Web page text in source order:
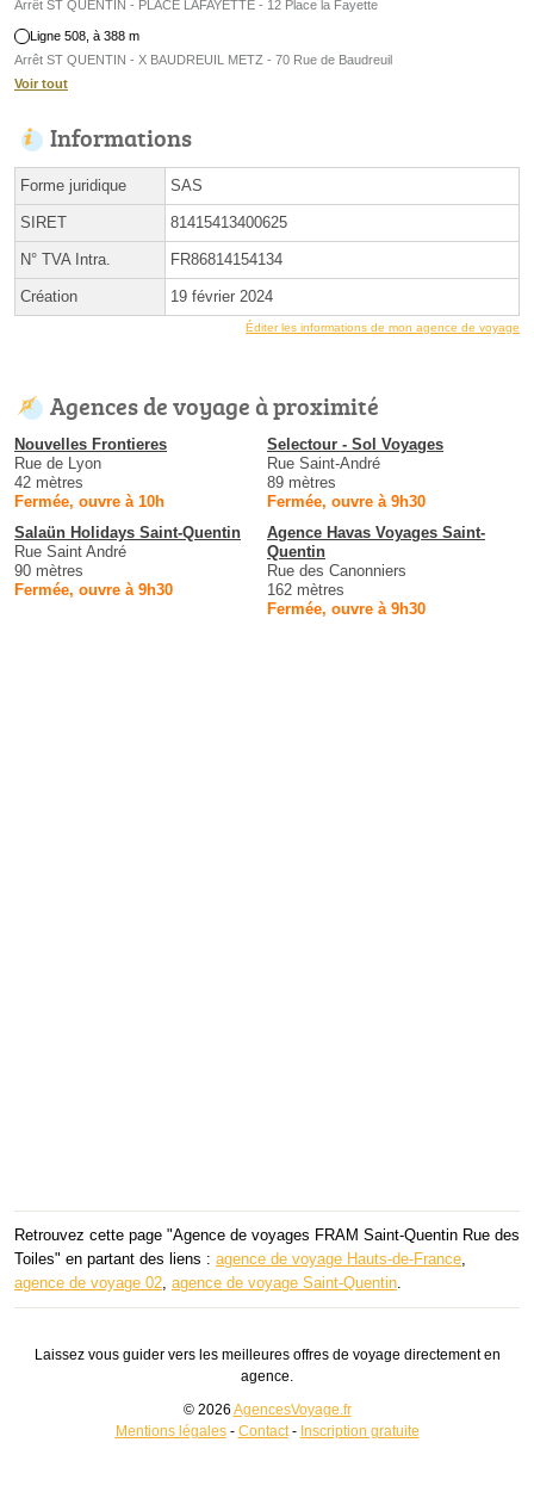
Arrêt ST QUENTIN - PLACE LAFAYETTE - 12 Place la Fayette
Ligne 508, à 388 m
Arrêt ST QUENTIN - X BAUDREUIL METZ - 70 Rue de Baudreuil
Voir tout
Informations
Forme juridique SAS
SIRET 81415413400625
N° TVA Intra. FR86814154134
Création 19 février 2024
Éditer les informations de mon agence de voyage
Agences de voyage à proximité
Nouvelles Frontieres
Rue de Lyon
42 mètres
Fermée, ouvre à 10h
Selectour - Sol Voyages
Rue Saint-André
89 mètres
Fermée, ouvre à 9h30
Salaün Holidays Saint-Quentin
Rue Saint André
90 mètres
Fermée, ouvre à 9h30
Agence Havas Voyages Saint-
Quentin
Rue des Canonniers
162 mètres
Fermée, ouvre à 9h30
Retrouvez cette page "Agence de voyages FRAM Saint-Quentin Rue des
Toiles" en partant des liens : agence de voyage Hauts-de-France,
agence de voyage 02, agence de voyage Saint-Quentin.
Laissez vous guider vers les meilleures offres de voyage directement en
agence.
© 2026 AgencesVoyage.fr
Mentions légales- Contact- Inscription gratuite